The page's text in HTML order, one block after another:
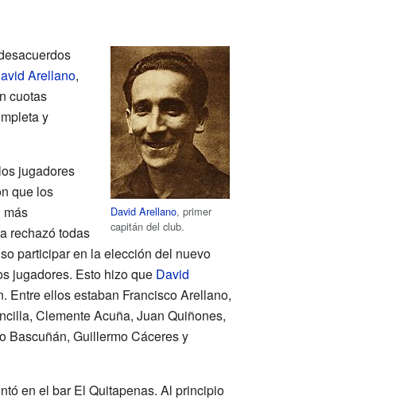
David Arellano, primer
capitán del club.
Arellano,
cuotas
y
jugadores
que los
más
rechazó todas
participar en la elección del nuevo
jugadores. Esto hizo que David
Entre ellos estaban Francisco Arellano,
Clemente Acuña, Juan Quiñones,
Bascuñán, Guillermo Cáceres y
en el bar El Quitapenas. Al principio